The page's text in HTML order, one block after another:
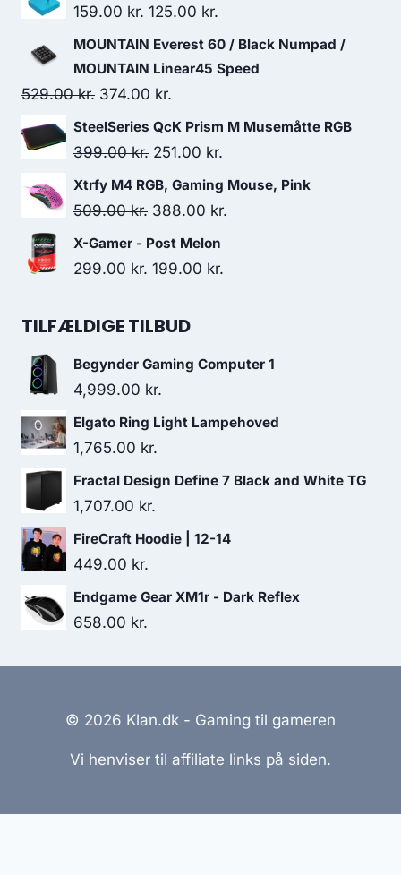
159.00kr. Original
price
was:
159.00 kr..
125.00 kr.
price
is:
MOUNTAIN Everest 60 / Black Numpad /
MOUNTAIN Linear45 Speed
529.00kr. Original
price
was:
374.00 kr.
price
is:
SteelSeries QcK Prism M Musemåtte RGB
399.00kr. Original
price
was:
251.00 kr.
price
is:
Xtrfy M4 RGB, Gaming Mouse, Pink
509.00kr. Original
price
was:
388.00 kr.
X-Gamer - Post Melon
299.00kr. Original
was:
199.00 kr.
TILFÆLDIGE TILBUD
Begynder Gaming Computer 1
4,999.00 kr.
Elgato Ring Light Lampehoved
1,765.00 kr.
Fractal Design Define 7 Black and White TG
1,707.00 kr.
FireCraft Hoodie | 12-14
449.00 kr.
Endgame Gear XM1r - Dark Reflex
658.00 kr.
© 2026 Klan.dk - Gaming til gameren
Vi henviser til affiliate links på siden.